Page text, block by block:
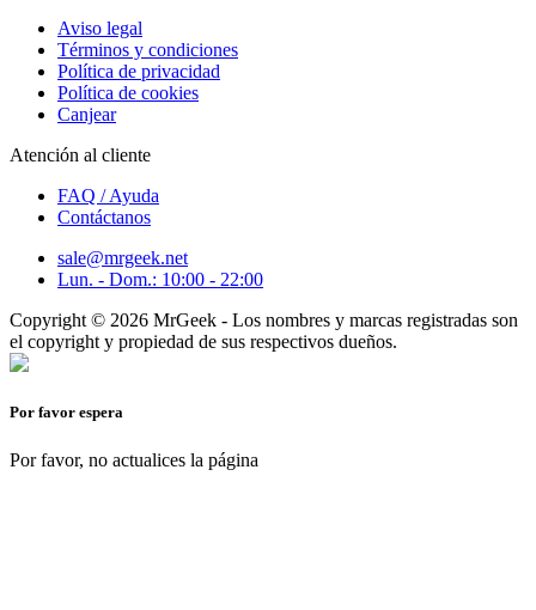
Aviso legal
Términos y condiciones
Política de privacidad
Política de cookies
Canjear
Atención al cliente
FAQ / Ayuda
Contáctanos
sale@mrgeek.net
Lun. - Dom.: 10:00 - 22:00
Copyright © 2026 MrGeek - Los nombres y marcas registradas son
el copyright y propiedad de sus respectivos dueños.
Por favor espera
Por favor, no actualices la página